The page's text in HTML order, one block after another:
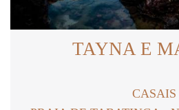
TAYNA E
CASAIS